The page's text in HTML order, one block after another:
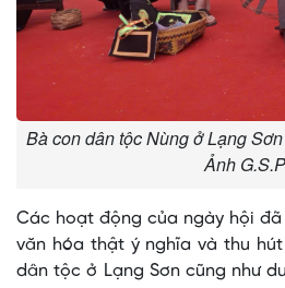
Bà con dân tộc Nùng ở Lạng
Ảnh G.S.P
Các hoạt động của ngày hội
văn hóa thật ý nghĩa và thu
dân tộc ở Lạng Sơn cũng như